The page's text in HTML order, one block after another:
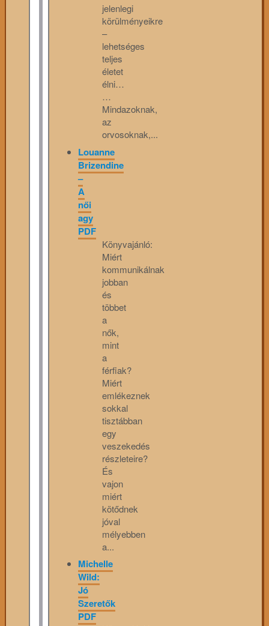
jelenlegi
körülményeikre
–
lehetséges
teljes
életet
élni…
…
Mindazoknak,
az
orvosoknak,...
Louanne
Brizendine
–
A
női
agy
PDF
Könyvajánló:
Miért
kommunikálnak
jobban
és
többet
a
nők,
mint
a
férfiak?
Miért
emlékeznek
sokkal
tisztábban
egy
veszekedés
részleteire?
És
vajon
miért
kötődnek
jóval
mélyebben
a...
Michelle
Wild:
Jó
Szeretők
PDF